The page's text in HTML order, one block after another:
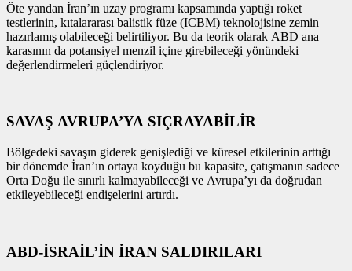
Öte yandan İran’ın uzay programı kapsamında yaptığı roket
testlerinin, kıtalararası balistik füze (ICBM) teknolojisine zemin
hazırlamış olabileceği belirtiliyor. Bu da teorik olarak ABD ana
karasının da potansiyel menzil içine girebileceği yönündeki
değerlendirmeleri güçlendiriyor.
SAVAŞ AVRUPA’YA SIÇRAYABİLİR
Bölgedeki savaşın giderek genişlediği ve küresel etkilerinin arttığı
bir dönemde İran’ın ortaya koyduğu bu kapasite, çatışmanın sadece
Orta Doğu ile sınırlı kalmayabileceği ve Avrupa’yı da doğrudan
etkileyebileceği endişelerini artırdı.
ABD-İSRAİL’İN İRAN SALDIRILARI